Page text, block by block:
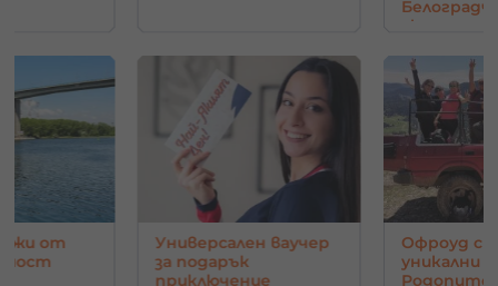
от
мост
Универсален ваучер
за подарък
приключение
скали
Офроуд с
уникални
Родопите